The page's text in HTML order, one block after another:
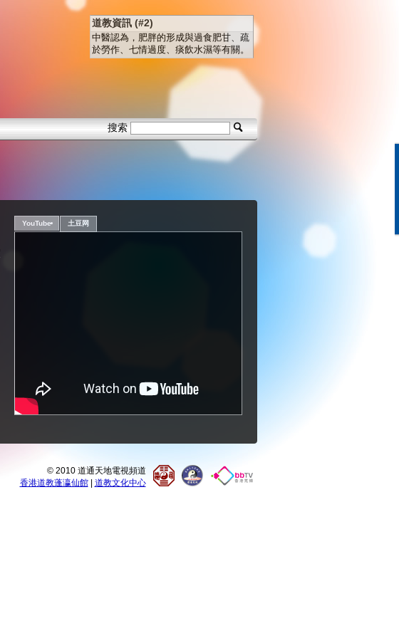
道教資訊 (#2)
中醫認為，肥胖的形成與過食肥甘、疏
於勞作、七情過度、痰飲水濕等有關。
搜索
YouTube 土豆网
© 2010 道通天地電視頻道
香港道教蓬瀛仙館| 道教文化中心